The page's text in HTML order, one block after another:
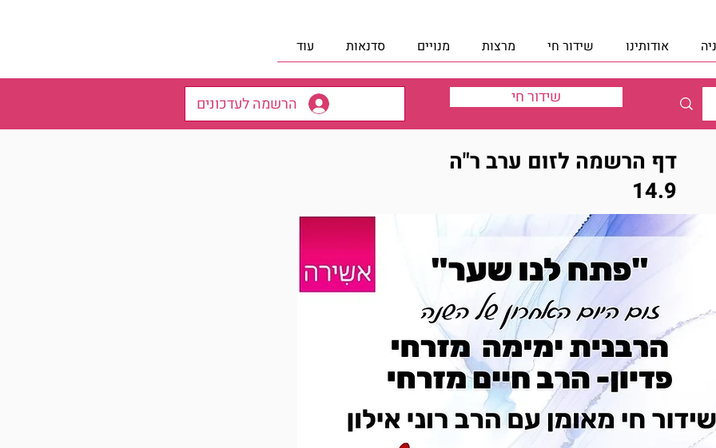
אודותינו שידור חי מרצות מנויים סדנאות עוד
הרשמה לעדכונים שידור חי
דף הרשמה לזום ערב ר"ה
14.9